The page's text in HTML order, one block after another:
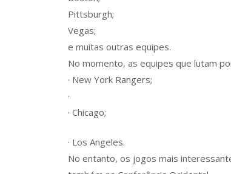
Pittsburgh;
Vegas;
e muitas outras equipes.
No momento, as equipes que lutam
· New York Rangers;
·
· Chicago;
· Los Angeles.
No entanto, os jogos mais